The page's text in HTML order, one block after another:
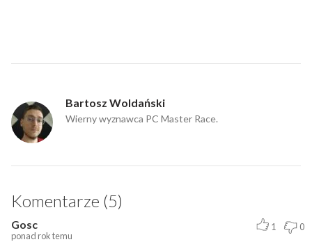
Bartosz Woldański
Wierny wyznawca PC Master Race.
Komentarze (5)
Gosc
ponad rok temu
1 0